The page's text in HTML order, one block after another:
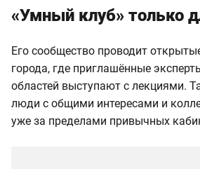
«Умный клуб» только
Его сообщество проводит
города, где приглашённые
областей выступают с лекциями.
люди с общими интересами и
уже за пределами привычных